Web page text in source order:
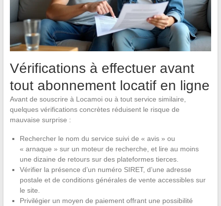
Vérifications à effectuer avant
tout abonnement locatif en ligne
Avant de souscrire à Locamoi ou à tout service similaire,
quelques vérifications concrètes réduisent le risque de
mauvaise surprise :
Rechercher le nom du service suivi de « avis » ou
« arnaque » sur un moteur de recherche, et lire au moins
une dizaine de retours sur des plateformes tierces.
Vérifier la présence d’un numéro SIRET, d’une adresse
postale et de conditions générales de vente accessibles sur
le site.
Privilégier un moyen de paiement offrant une possibilité